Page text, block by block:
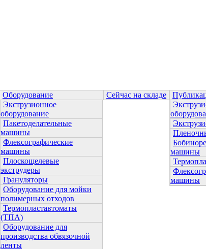
Оборудование
Экструзионное
оборудование
Пакетоделательные
машины
Флексографические
машины
Плоскощелевые
экструдеры
Грануляторы
Оборудование для мойки
полимерных отходов
Термопластавтоматы
(ТПА)
Оборудование для
производства обвязочной
ленты
Сейчас на складе
машины
машины